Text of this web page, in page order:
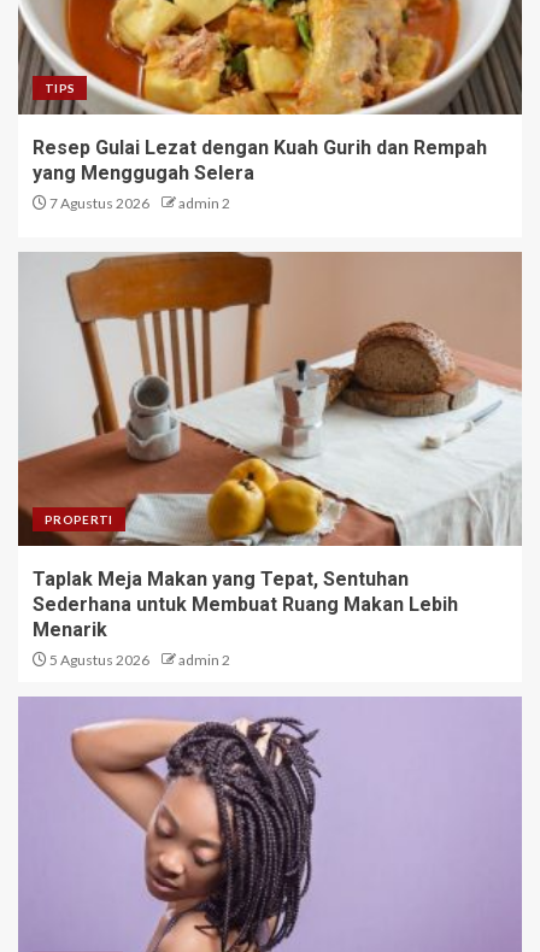
TIPS
Resep Gulai Lezat dengan Kuah Gurih dan Rempah
yang Menggugah Selera
7 Agustus 2026 admin 2
PROPERTI
Taplak Meja Makan yang Tepat, Sentuhan
Sederhana untuk Membuat Ruang Makan Lebih
Menarik
5 Agustus 2026 admin 2